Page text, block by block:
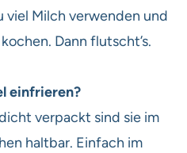
viel Milch verwenden und
Dann flutscht’s.
einfrieren?
verpackt sind sie im
haltbar. Einfach im